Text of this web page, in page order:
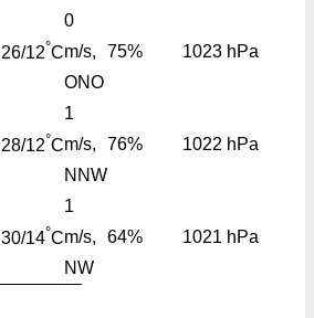
26/12°C
0
m/s,
ONO
75% 1023 hPa
28/12°C
1
m/s,
NNW
76% 1022 hPa
30/14°C
1
m/s,
NW
64% 1021 hPa